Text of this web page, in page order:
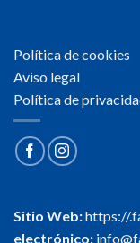
Política de cookies
Aviso legal
Política de
Sitio Web:https://
electrónico: